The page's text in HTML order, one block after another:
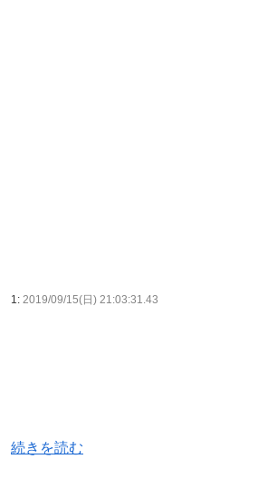
1: 2019/09/15(日) 21:03:31.43
続きを読む